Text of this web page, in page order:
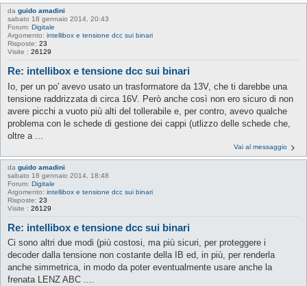
da guido amadini
sabato 18 gennaio 2014, 20:43
Forum: Digitale
Argomento: intellibox e tensione dcc sui binari
Risposte: 23
Visite : 26129
Re: intellibox e tensione dcc sui binari
Io, per un po' avevo usato un trasformatore da 13V, che ti darebbe una
tensione raddrizzata di circa 16V. Però anche così non ero sicuro di non
avere picchi a vuoto più alti del tollerabile e, per contro, avevo qualche
problema con le schede di gestione dei cappi (utlizzo delle schede che,
oltre a ...
Vai al messaggio
da guido amadini
sabato 18 gennaio 2014, 18:48
Forum: Digitale
Argomento: intellibox e tensione dcc sui binari
Risposte: 23
Visite : 26129
Re: intellibox e tensione dcc sui binari
Ci sono altri due modi (più costosi, ma più sicuri, per proteggere i
decoder dalla tensione non costante della IB ed, in più, per renderla
anche simmetrica, in modo da poter eventualmente usare anche la
frenata LENZ ABC ....